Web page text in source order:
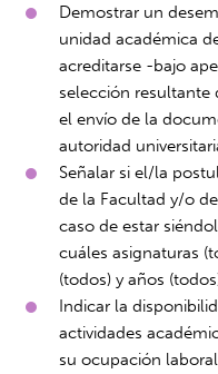
Demostrar un
unidad académica
acreditarse -bajo
selección
el envío de la
autoridad
Señalar si el/la
de la Facultad y/o
caso de estar
cuáles asignaturas
(todos) y años
Indicar la
actividades
su ocupación